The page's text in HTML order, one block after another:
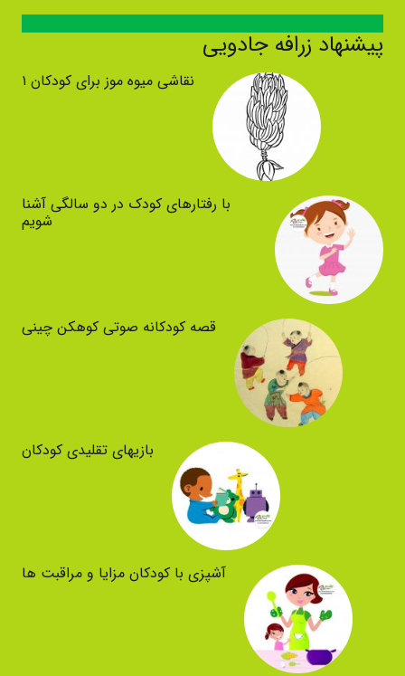
پیشنهاد زرافه جادویی
نقاشی میوه موز برای کودکان ۱
با رفتارهای کودک در دو سالگی آشنا
شویم
قصه کودکانه صوتی کوهکن چینی
بازیهای تقلیدی کودکان
آشپزی با کودکان مزایا و مراقبت ها